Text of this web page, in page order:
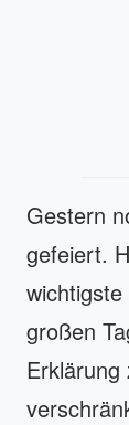
Gestern
gefeiert.
großen